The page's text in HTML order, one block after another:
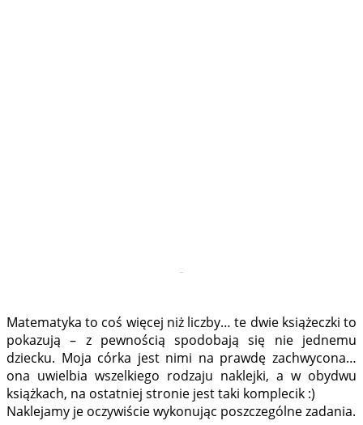
Matematyka to coś więcej niż liczby… te dwie książeczki to
pokazują – z pewnością spodobają się nie jednemu
dziecku. Moja córka jest nimi na prawdę zachwycona…
ona uwielbia wszelkiego rodzaju naklejki, a w obydwu
książkach, na ostatniej stronie jest taki komplecik :)
Naklejamy je oczywiście wykonując poszczególne zadania.